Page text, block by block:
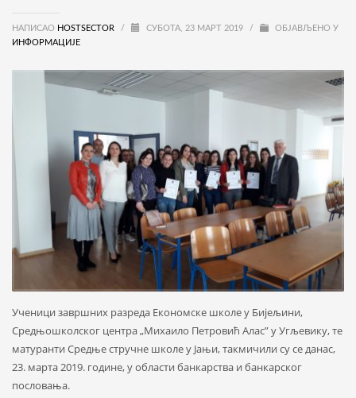
НАПИСАО HOSTSECTOR / СУБОТА, 23 МАРТ 2019 /
ОБЈАВЉЕНО У
ИНФОРМАЦИЈЕ
Ученици завршних разреда Економске школе у Бијељини,
Средњошколског центра „Михаило Петровић Алас” у Угљевику, те
матуранти Средње стручне школе у Јањи, такмичили су се данас,
23. марта 2019. године, у области банкарства и банкарског
пословања.